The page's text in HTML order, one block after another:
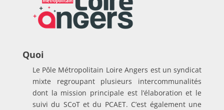
Quoi
Le Pôle Métropolitain Loire Angers est un syndicat
mixte regroupant plusieurs intercommunalités
dont la mission principale est l’élaboration et le
suivi du SCoT et du PCAET. C’est également une